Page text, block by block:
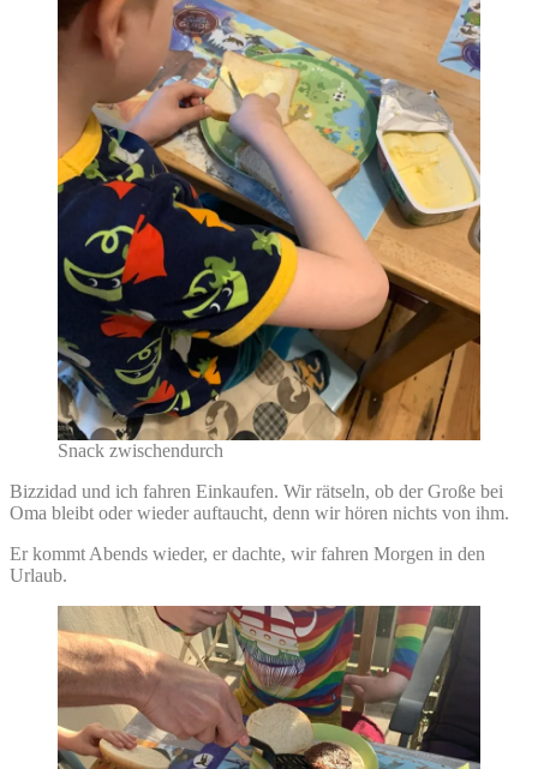
Snack zwischendurch
Bizzidad und ich fahren Einkaufen. Wir rätseln, ob der Große bei
Oma bleibt oder wieder auftaucht, denn wir hören nichts von ihm.
Er kommt Abends wieder, er dachte, wir fahren Morgen in den
Urlaub.